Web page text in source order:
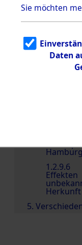
1.2.9.3
Effekten
dem KZ
1.2.9.6
Effekten
Herkunft
5.
Sie möchten
Daten